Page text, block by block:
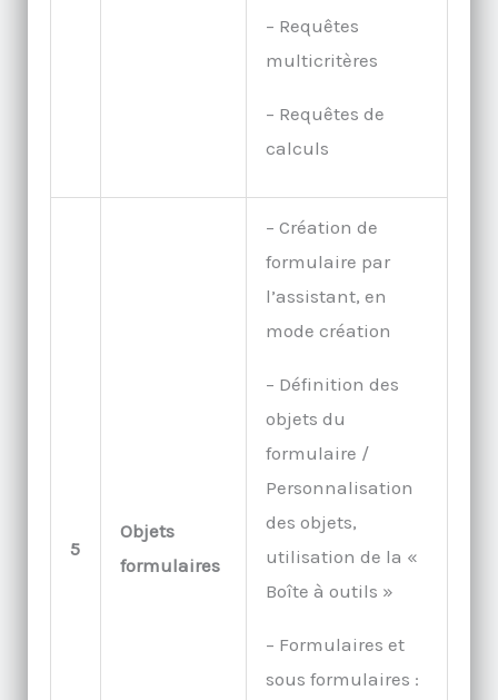
– Requêtes
multicritères
– Requêtes de
calculs
5
Objets
formulaires
– Création de
formulaire par
l’assistant, en
mode création
– Définition des
objets du
formulaire /
Personnalisation
des objets,
utilisation de la «
Boîte à outils »
– Formulaires et
sous formulaires :